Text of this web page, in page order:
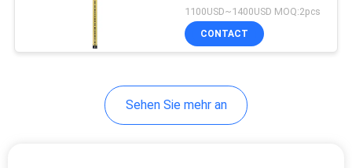
Ladegerät
planiert
1100USD~1400USD MOQ:2pcs
CONTACT
Sehen Sie mehr an